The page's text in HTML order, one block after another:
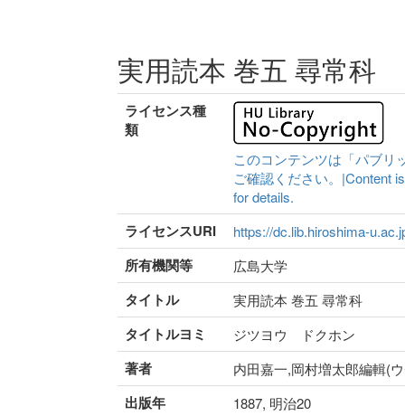
実用読本 巻五 尋常科
ライセンス種
類
このコンテンツは「パブリ
ご確認ください。|Content
for details.
ライセンスURI https://dc.lib.hiroshima-
所有機関等 広島大学
タイトル 実用読本 巻五 尋常科
タイトルヨミ ジツヨウ ドクホン
著者 内田嘉一,岡村増太郎編輯
出版年 1887, 明治20